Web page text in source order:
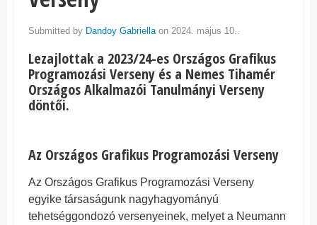
Submitted by Dandoy Gabriellaon 2024. május 10..
Lezajlottak a 2023/24-es Országos Grafikus
Programozási Verseny és a Nemes Tihamér
Országos Alkalmazói Tanulmányi Verseny
döntői.
Az Országos Grafikus Programozási Verseny
Az Országos Grafikus Programozási Verseny
egyike társaságunk nagyhagyományú
tehetséggondozó versenyeinek, melyet a Neumann